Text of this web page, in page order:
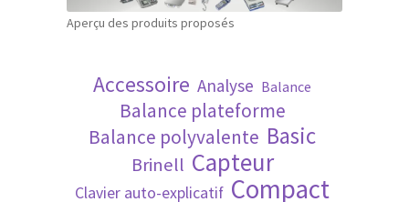
Mon compte
Politique de confidentialité
Politique en matière de remboursements et
Aperçu des produits proposés
Accessoire Analyse Balance
Balance plateforme
Balance polyvalente Basic
Brinell Capteur
Clavier auto-explicatif Compact